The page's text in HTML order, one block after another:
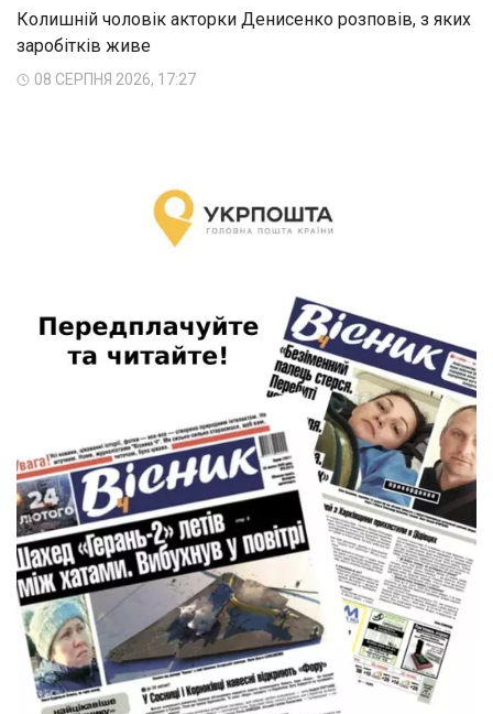
Колишній чоловік акторки Денисенко розповів, з яких
заробітків живе
08 СЕРПНЯ 2026, 17:27